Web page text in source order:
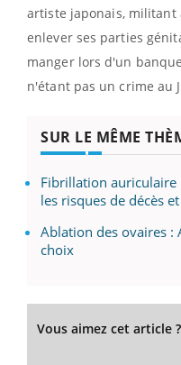
artiste japonais, militant
enlever ses parties
manger lors d'un
n'étant pas un crime au
SUR LE MÊME
Fibrillation
les risques de décès
Ablation des ovaires :
choix
Vous aimez cet article